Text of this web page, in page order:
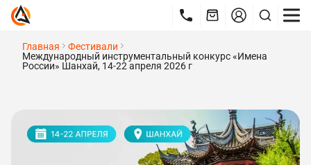
Главная
Фестивали
Международный инструментальный конкурс «Имена
России» Шанхай, 14-22 апреля 2026 г